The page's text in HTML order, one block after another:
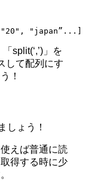
"japan”...]
split(‘,’)」を
して配列にす
！
しょう！
えば普通に読
得する時に少